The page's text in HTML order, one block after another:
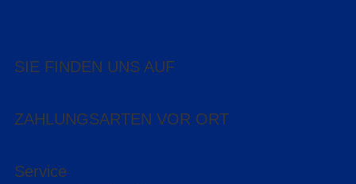
SIE FINDEN UNS AUF
ZAHLUNGSARTEN VOR ORT
Service